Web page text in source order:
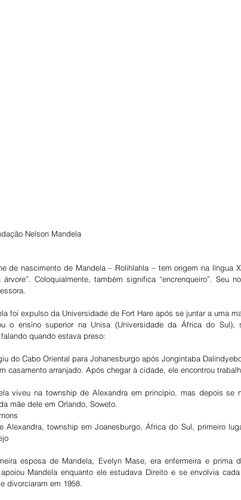
Nelson Mandela
de nascimento de Mandela – Rolihlahla – tem origem na língua
árvore”. Coloquialmente, também significa “encrenqueiro”. Seu
foi expulso da Universidade de Fort Hare após se juntar a uma
o ensino superior na Unisa (Universidade da África do Sul),
quando estava preso:
do Cabo Oriental para Johanesburgo após Jongintaba
casamento arranjado. Após chegar à cidade, ele encontrou
viveu na township de Alexandra em princípio, mas depois se
mãe dele em Orlando, Soweto.
Alexandra, township em Joanesburgo, África do Sul, primeiro
esposa de Mandela, Evelyn Mase, era enfermeira e prima
Mandela enquanto ele estudava Direito e se envolvia
divorciaram em 1958.